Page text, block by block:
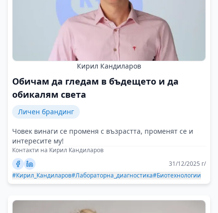
Кирил Кандиларов
Обичам да гледам в бъдещето и да
обикалям света
Личен брандинг
Човек винаги се променя с възрастта, променят се и
интересите му!
Контакти на Кирил Кандиларов
31/12/2025 г/
#Кирил_Кандиларов#Лабораторна_диагностика#Биотехнологии